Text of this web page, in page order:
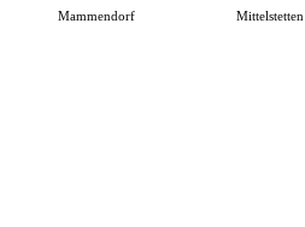
Mammendorf Mittelstetten